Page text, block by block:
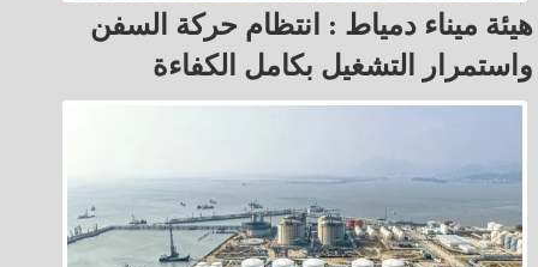
هيئة ميناء دمياط : انتظام حركة السفن
واستمرار التشغيل بكامل الكفاءة